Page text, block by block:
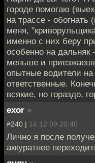
городе помогаю
на трассе - обогнать
меня,
именно с них беру
особенно на дальняк
меньше и
опытные водители
ответственные.
всякие, но гораздо,
exor »
#240 | 14.12.09 20:40
Лично я после
аккуратнее